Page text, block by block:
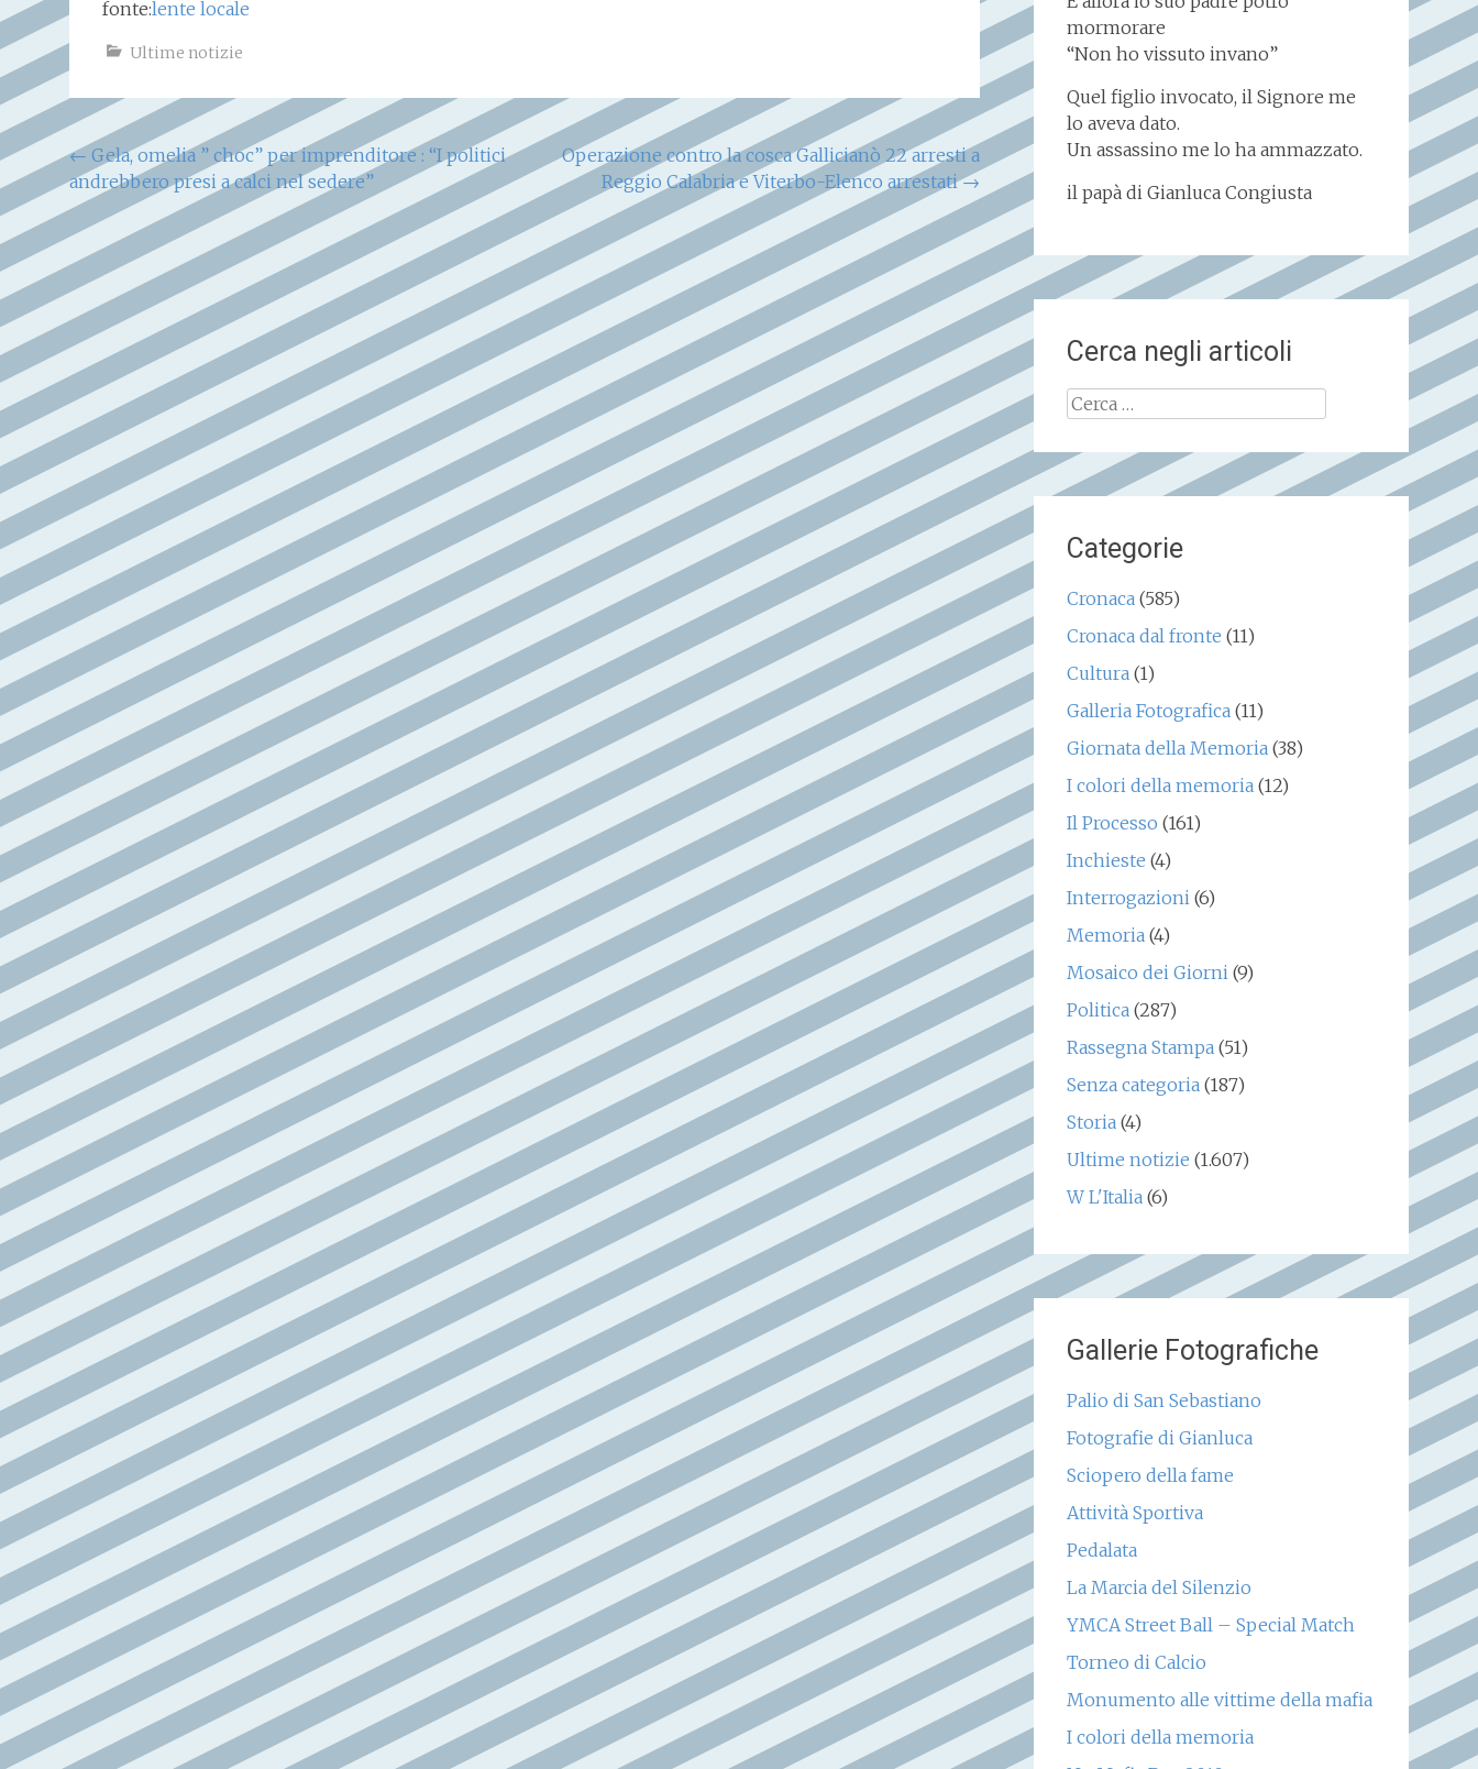
fonte:lente locale
Ultime notizie
Navigazione
articoli
← Gela, omelia ” choc” per imprenditore : “I politici
andrebbero presi a calci nel sedere”
Operazione contro la cosca Gallicianò 22 arresti a
Reggio Calabria e Viterbo-Elenco arrestati→
mormorare
“Non ho vissuto invano”
Quel figlio invocato, il Signore me
lo aveva dato.
Un assassino me lo ha ammazzato.
il papà di Gianluca Congiusta
Cerca negli articoli
Ricerca
Categorie
Cronaca(585)
Cronaca dal fronte (11)
Cultura(1)
Galleria Fotografica(11)
Giornata della Memoria(38)
I colori della memoria(12)
Il Processo (161)
Inchieste (4)
Interrogazioni(6)
Memoria(4)
Mosaico dei Giorni(9)
Politica(287)
Rassegna Stampa(51)
Senza categoria(187)
Storia(4)
Ultime notizie (1.607)
W L'Italia(6)
Gallerie Fotografiche
Palio di San Sebastiano
Fotografie di Gianluca
Sciopero della fame
Attività Sportiva
Pedalata
La Marcia del Silenzio
YMCA Street Ball – Special Match
Torneo di Calcio
Monumento alle vittime della mafia
I colori della memoria